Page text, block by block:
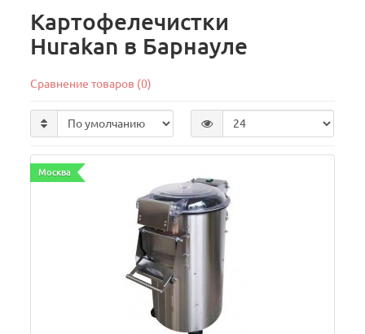
Картофелечистки
Hurakan в Барнауле
Сравнение товаров (0)
Москва